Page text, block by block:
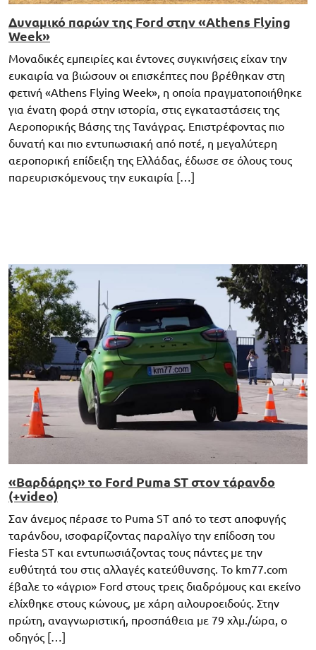
Δυναμικό παρών της Ford στην «Athens Flying
Week»
Μοναδικές εμπειρίες και έντονες συγκινήσεις είχαν την
ευκαιρία να βιώσουν οι επισκέπτες που βρέθηκαν στη
φετινή «Athens Flying Week», η οποία πραγματοποιήθηκε
για ένατη φορά στην ιστορία, στις εγκαταστάσεις της
Αεροπορικής Βάσης της Τανάγρας. Επιστρέφοντας πιο
δυνατή και πιο εντυπωσιακή από ποτέ, η μεγαλύτερη
αεροπορική επίδειξη της Ελλάδας, έδωσε σε όλους τους
παρευρισκόμενους την ευκαιρία […]
«Βαρδάρης» το Ford Puma ST στον τάρανδο
(+video)
Σαν άνεμος πέρασε το Puma ST από το τεστ αποφυγής
ταράνδου, ισοφαρίζοντας παραλίγο την επίδοση του
Fiesta ST και εντυπωσιάζοντας τους πάντες με την
ευθύτητά του στις αλλαγές κατεύθυνσης. Το km77.com
έβαλε το «άγριο» Ford στους τρεις διαδρόμους και εκείνο
ελίχθηκε στους κώνους, με χάρη αιλουροειδούς. Στην
πρώτη, αναγνωριστική, προσπάθεια με 79 χλμ./ώρα, ο
οδηγός […]